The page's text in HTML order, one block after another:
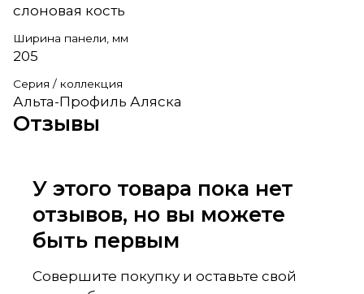
слоновая кость
Ширина панели, мм
205
Серия / коллекция
Альта-Профиль Аляска
Отзывы
У этого товара пока нет
отзывов, но вы можете
быть первым
Совершите покупку и оставьте свой